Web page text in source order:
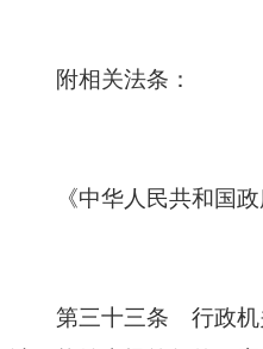
附相关法条：
《中华人民共和国政
第三十三条 行政机